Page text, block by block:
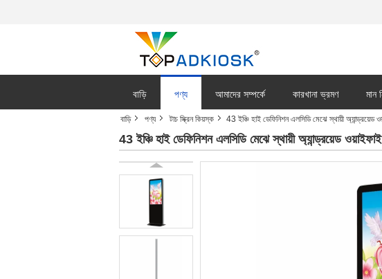
বাড়ি পণ্য আমাদের সম্পর্কে কারখানা ভ্রমণ মান
বাড়ি পণ্য টাচ স্ক্রিন কিয়স্ক 43 ইঞ্চি হাই ডেফিনিশন এলসিডি মেঝে স্থায়ী অ্যান্ড্রয়েড
43 ইঞ্চি হাই ডেফিনিশন এলসিডি মেঝে স্থায়ী অ্যান্ড্রয়েড